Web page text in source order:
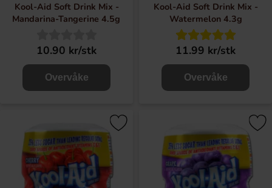
Kool-Aid Soft Drink Mix -
Mandarina-Tangerine 4.5g
10.90 kr/stk
Overvåke
Kool-Aid Soft Drink Mix -
Watermelon 4.3g
11.99 kr/stk
Overvåke